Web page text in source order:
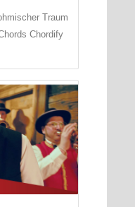
Traum
Chordify